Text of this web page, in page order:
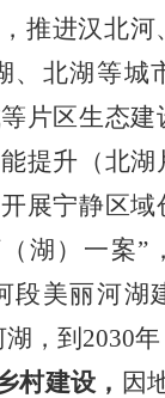
推进汉北河
、北湖等城
片区生态建
提升（北湖
展宁静区域
湖）一案”
段美丽河湖
，到2030
村建设， 因